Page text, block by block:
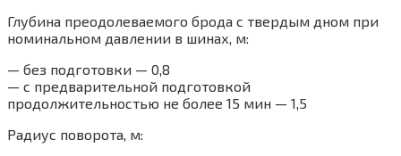
Глубина преодолеваемого брода с твердым дном при
номинальном давлении в шинах, м:
— без подготовки — 0,8
— с предварительной подготовкой
продолжительностью не более 15 мин — 1,5
Радиус поворота, м: